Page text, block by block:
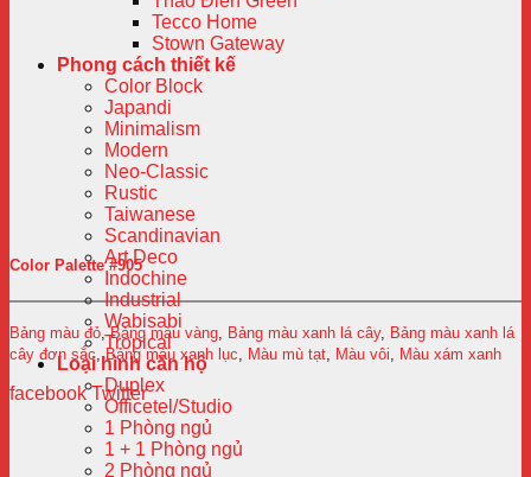
Tecco Home
Stown Gateway
Phong cách thiết kế
Color Block
Japandi
Minimalism
Modern
Neo-Classic
Rustic
Taiwanese
Scandinavian
Art Deco
Indochine
Industrial
Wabisabi
Tropical
Loại hình căn hộ
Duplex
Officetel/Studio
1 Phòng ngủ
1 + 1 Phòng ngủ
2 Phòng ngủ
Color Palette #905
Bảng màu đỏ ,Bảng màu vàng Bảng màu xanh lá cây, Bảng màu xanh lá
cây đơn sắc ,Bảng màu xanh lục Màu mù tạt Màu vôi Màu xám xanh
facebook Twitter